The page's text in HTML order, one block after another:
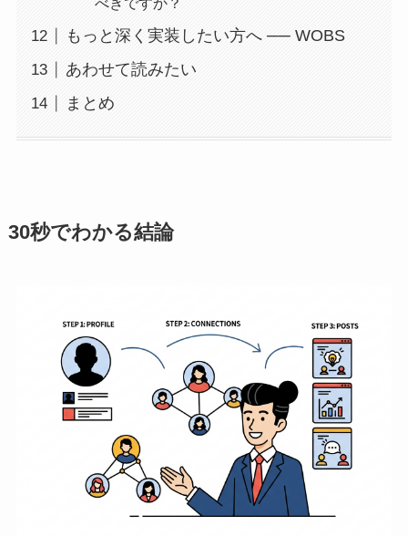
もっと深く実装したい方へ ── WOBS
あわせて読みたい
まとめ
30秒でわかる結論